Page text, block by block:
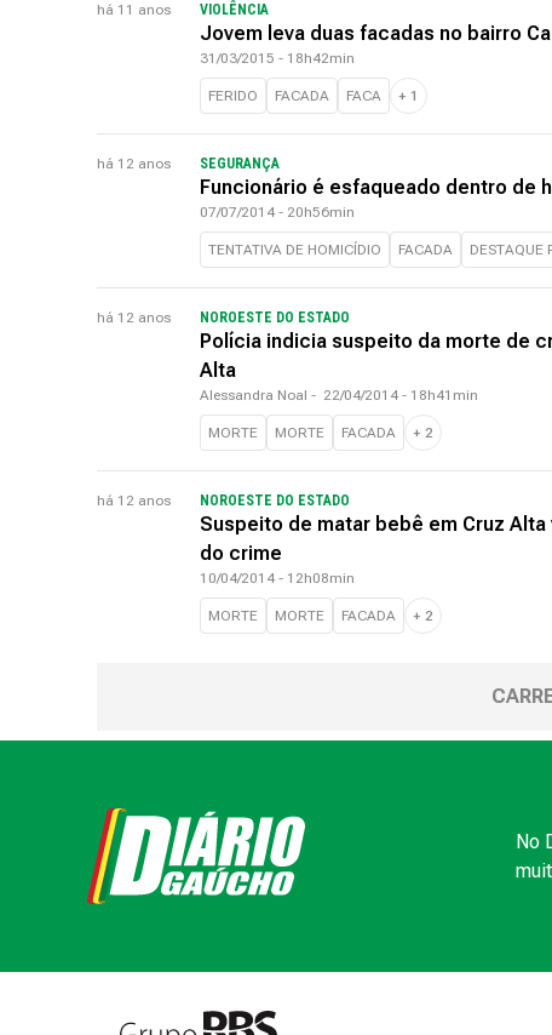
há 11 anos VIOLÊNCIA
Jovem leva duas facadas no bairro
31/03/2015 - 18h42min
FERIDO FACADA FACA + 1
há 12 anos SEGURANÇA
Funcionário é esfaqueado dentro de
07/07/2014 - 20h56min
TENTATIVA DE HOMICÍDIO FACADA DESTAQUE
há 12 anos NOROESTE DO ESTADO
Polícia indicia suspeito da morte de
Alta
Alessandra Noal - 22/04/2014 - 18h41min
MORTE MORTE FACADA + 2
há 12 anos NOROESTE DO ESTADO
Suspeito de matar bebê em Cruz
do crime
10/04/2014 - 12h08min
MORTE MORTE FACADA + 2
No